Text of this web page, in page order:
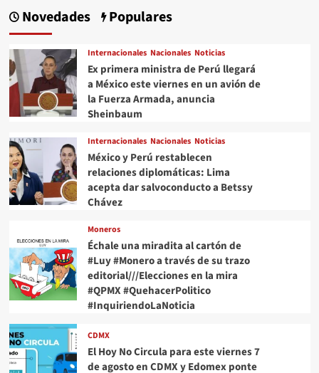
el
Atlético
Madrid
entradas
Novedades Populares
Internacionales Nacionales Noticias
Ex primera ministra de Perú llegará
a México este viernes en un avión de
la Fuerza Armada, anuncia
Sheinbaum
Internacionales Nacionales Noticias
México y Perú restablecen
relaciones diplomáticas: Lima
acepta dar salvoconducto a Betssy
Chávez
Moneros
Échale una miradita al cartón de
#Luy #Monero a través de su trazo
editorial///Elecciones en la mira
#QPMX #QuehacerPolitico
#InquiriendoLaNoticia
CDMX
El Hoy No Circula para este viernes 7
de agosto en CDMX y Edomex ponte